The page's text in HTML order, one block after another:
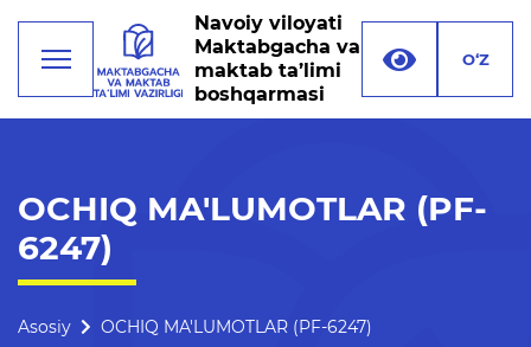
Missiya, maqsad va vazifalar
Navoiy viloyati
Maktabgacha va
maktab ta’limi
boshqarmasi
O‘Z
OCHIQ MA'LUMOTLAR (PF-
6247)
Asosiy OCHIQ MA'LUMOTLAR (PF-6247)